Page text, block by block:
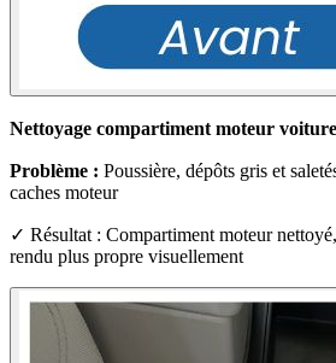
Nettoyage compartiment moteur
Problème : Poussière, dépôts gris et
caches moteur
✓ Résultat : Compartiment moteur
rendu plus propre visuellement